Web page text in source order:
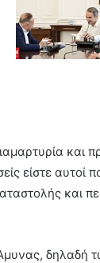
και
είστε αυτοί
και
Άμυνας,